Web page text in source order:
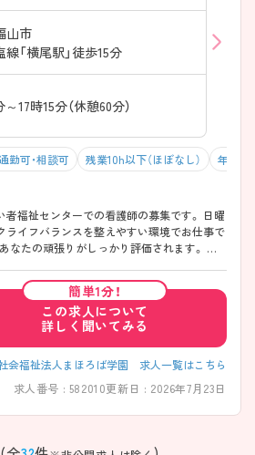
条件を
検索する
山市
線「横尾駅」徒歩15分
17時15分（休憩60分）
勤可・相談可 残業10h以下（ほぼなし） 年間休
者福祉センターでの看護師の募集です。 日曜
ライフバランスを整えやすい環境でお仕事で
なたの頑張りがしっかり評価されます。 ご
簡単1分！
この求人について
詳しく聞いてみる
会福祉法人まほろば学園 求人一覧はこちら
求人番号 : 582010更新日 : 2026年7月23日